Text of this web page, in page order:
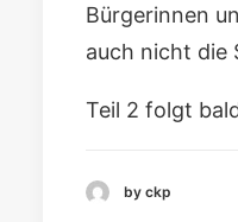
Bürgerinnen
auch nicht die
Teil 2 folgt
by ckp